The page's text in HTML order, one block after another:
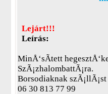
Lejárt!!!
Leírás:
MinÅ‘sÃ­tett
SzÃ¡zhalombattÃ¡ra.
Borsodiaknak
06 30 813 77 99